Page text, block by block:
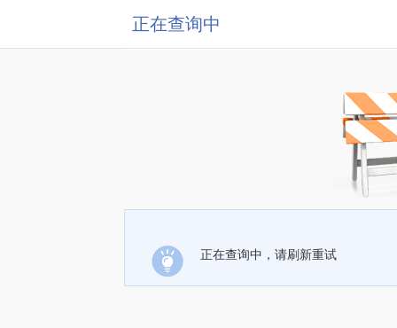
正在查询中
正在查询中，请刷新重试